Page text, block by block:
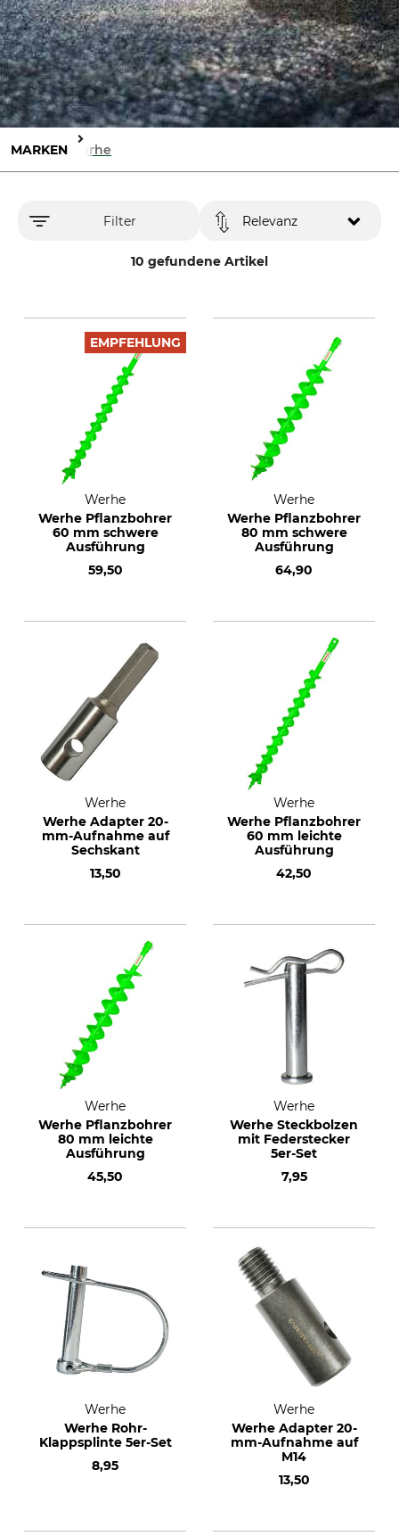
MARKEN Werhe
Filter
10 gefundene Artikel
Relevanz
EMPFEHLUNG
Werhe
Werhe Pflanzbohrer
60 mm schwere
Ausführung
59,50
Werhe
Werhe Pflanzbohrer
80 mm schwere
Ausführung
64,90
Werhe
Werhe Adapter 20-
mm-Aufnahme auf
Sechskant
13,50
Werhe
Werhe Pflanzbohrer
60 mm leichte
Ausführung
42,50
Werhe
Werhe Pflanzbohrer
80 mm leichte
Ausführung
45,50
Werhe
Werhe Steckbolzen
mit Federstecker
5er-Set
7,95
Werhe
Werhe Rohr-
Klappsplinte 5er-Set
8,95
Werhe
Werhe Adapter 20-
mm-Aufnahme auf
M14
13,50